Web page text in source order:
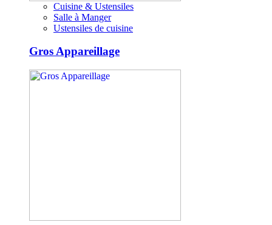
Cuisine & Ustensiles
Salle à Manger
Ustensiles de cuisine
Gros Appareillage